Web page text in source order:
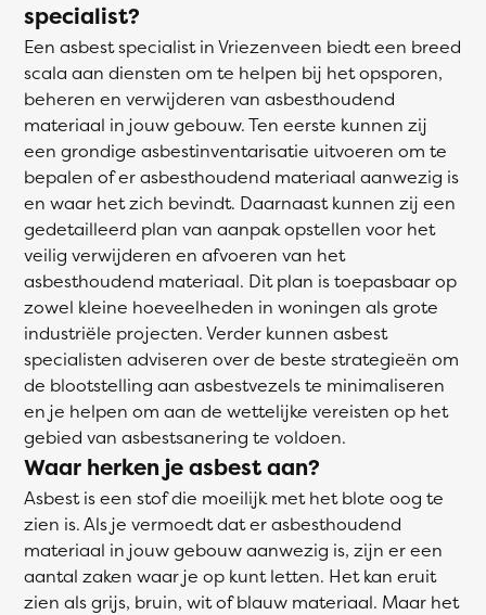
specialist?
Een asbest specialist in Vriezenveen biedt een breed
scala aan diensten om te helpen bij het opsporen,
beheren en verwijderen van asbesthoudend
materiaal in jouw gebouw. Ten eerste kunnen zij
een grondige asbestinventarisatie uitvoeren om te
bepalen of er asbesthoudend materiaal aanwezig is
en waar het zich bevindt. Daarnaast kunnen zij een
gedetailleerd plan van aanpak opstellen voor het
veilig verwijderen en afvoeren van het
asbesthoudend materiaal. Dit plan is toepasbaar op
zowel kleine hoeveelheden in woningen als grote
industriële projecten. Verder kunnen asbest
specialisten adviseren over de beste strategieën om
de blootstelling aan asbestvezels te minimaliseren
en je helpen om aan de wettelijke vereisten op het
gebied van asbestsanering te voldoen.
Waar herken je asbest aan?
Asbest is een stof die moeilijk met het blote oog te
zien is. Als je vermoedt dat er asbesthoudend
materiaal in jouw gebouw aanwezig is, zijn er een
aantal zaken waar je op kunt letten. Het kan eruit
zien als grijs, bruin, wit of blauw materiaal. Maar het